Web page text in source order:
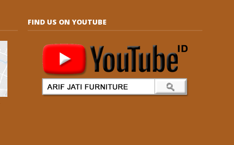
FIND US ON YOUTUBE